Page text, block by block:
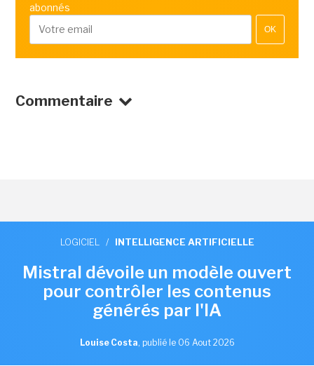
abonnés
OK
Commentaire
LOGICIEL / INTELLIGENCE ARTIFICIELLE
Mistral dévoile un modèle ouvert
pour contrôler les contenus
générés par l'IA
Louise Costa, publié le 06 Aout 2026